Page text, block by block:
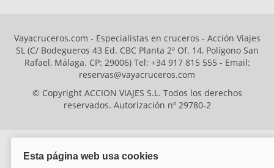
Vayacruceros.com - Especialistas en cruceros - Acción Viajes
SL (C/ Bodegueros 43 Ed. CBC Planta 2ª Of. 14, Polígono San
Rafael, Málaga. CP: 29006) Tel: +34 917 815 555 - Email:
reservas@vayacruceros.com
© Copyright ACCION VIAJES S.L. Todos los derechos
reservados. Autorización nº 29780-2